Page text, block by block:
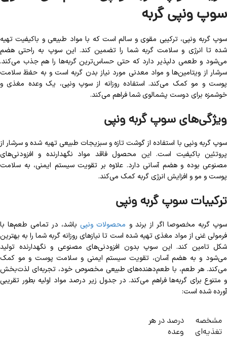
سوپ ونپی گربه
سوپ گربه ونپی، ترکیبی مقوی و سالم است که با مواد طبیعی و باکیفیت تهیه
شده تا انرژی و سلامت گربه شما را تضمین کند. این سوپ به راحتی هضم
می‌شود و طعمی دلپذیر دارد که حتی حساس‌ترین گربه‌ها را هم جذب می‌کند.
سرشار از ویتامین‌ها و مواد معدنی مورد نیاز بدن گربه است و به حفظ سلامت
پوست و مو کمک می‌کند. استفاده روزانه از سوپ ونپی، یک وعده مغذی و
خوشمزه برای دوست پشمالوی شما فراهم می‌کند.
ویژگی‌های سوپ گربه ونپی
سوپ گربه ونپی با استفاده از گوشت تازه و سبزیجات طبیعی تهیه شده و سرشار از
پروتئین باکیفیت است. این محصول فاقد مواد نگهدارنده و افزودنی‌های
مصنوعی بوده و هضم آسانی دارد. علاوه بر تقویت سیستم ایمنی، به سلامت
پوست و مو و افزایش انرژی گربه کمک می‌کند.
ترکیبات سوپ گربه ونپی
سوپ گربه مخصوصا اگر از برند و محصولات ونپی باشد، در تمامی طعم‌ها با
فرمولی غنی از مواد مغذی تهیه شده است تا نیازهای روزانه گربه شما را به بهترین
شکل تامین کند. این سوپ بدون افزودنی‌های مصنوعی و نگهدارنده تولید
می‌شود و به هضم آسان، تقویت سیستم ایمنی و سلامت پوست و مو کمک
می‌کند. هر طعم، با طعم‌دهنده‌های طبیعی مخصوص خود، تجربه‌ای لذت‌بخش
و متنوع برای گربه‌ها فراهم می‌کند. در جدول زیر درصد مواد اولیه بطور تقریبی
آورده شده است:
مشخصه
تغذیه‌ای
درصد در هر
وعده